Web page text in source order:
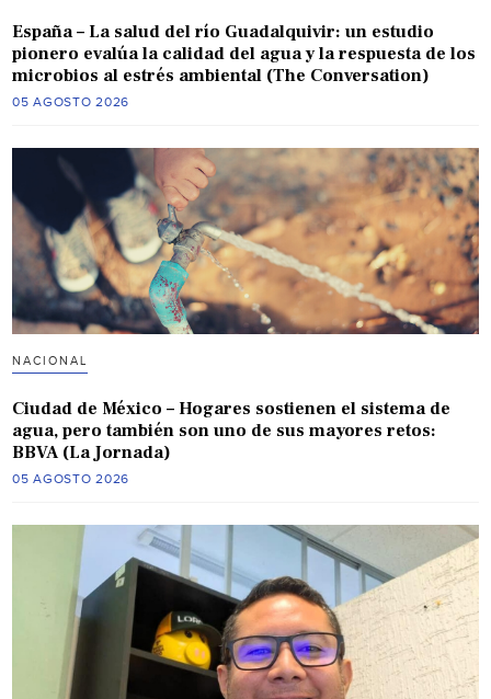
España – La salud del río Guadalquivir: un estudio
pionero evalúa la calidad del agua y la respuesta de los
microbios al estrés ambiental (The Conversation)
05 AGOSTO 2026
NACIONAL
Ciudad de México – Hogares sostienen el sistema de
agua, pero también son uno de sus mayores retos:
BBVA (La Jornada)
05 AGOSTO 2026